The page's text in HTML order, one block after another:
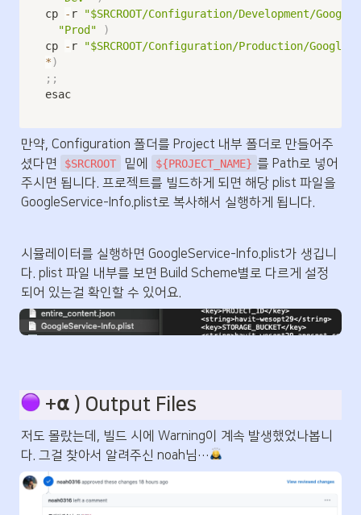
cp
- r
"$SRCROOT/Configuration/Development/
"Prod"
)
cp
- r
"$SRCROOT/Configuration/Production/
*)
; ;
esac
만약, Configuration 폴더를 Project 내부 폴더로 만들어주
셨다면
$SRCROOT 밑에 ${PROJECT_NAME} 를 Path로 넣어
주시면 됩니다. 프로젝트를 빌드하게 되면 해당 plist 파일을
GoogleService-Info.plist로 복사해서 실행하게 됩니다.
시뮬레이터를 실행하면 GoogleService-Info.plist가 생깁니
다. plist 파일 내부를 보면 Build Scheme별로 다르게 설정
되어 있는걸 확인할 수 있어요.
+⍺ ) Output Files
저도 몰랐는데, 빌드 시에 Warning이 계속 발생했었나봅니
다. 그걸 찾아서 알려주신 noah님…